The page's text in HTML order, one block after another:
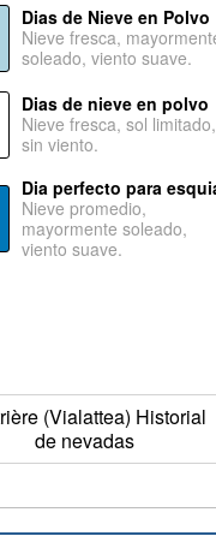
Dias de Nieve en Polvo
Nieve fresca,
soleado, viento suave.
Dias de nieve en polvo
Nieve fresca, sol limitado,
sin viento.
Dia perfecto para
Nieve promedio,
mayormente soleado,
viento suave.
(Vialattea) Historial
de nevadas